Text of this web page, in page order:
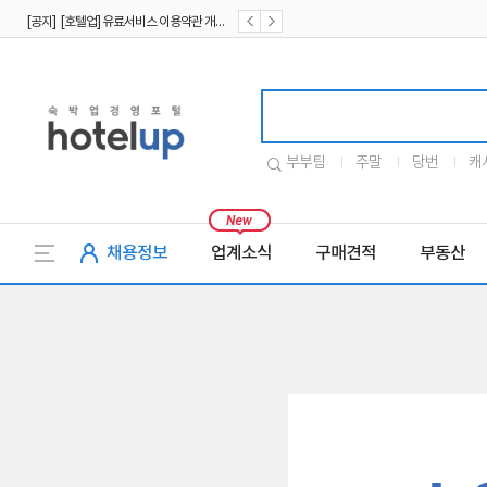
부부팀 주말 당번 캐
채용정보 업계소식 구매견적 부동산